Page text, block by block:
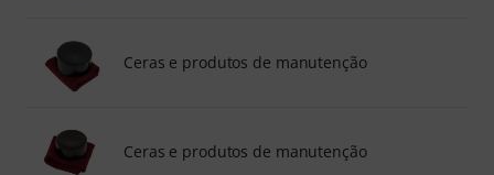
Ceras e produtos de manutenção
Ceras e produtos de manutenção